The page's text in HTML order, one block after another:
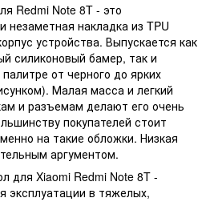
Redmi Note 8T - это
незаметная накладка из TPU
устройства. Выпускается как
силиконовый бамер, так и
от черного до ярких
Малая масса и легкий
и разъемам делают его очень
покупателей стоит
на такие обложки. Низкая
аргументом.
для Xiaomi Redmi Note 8T -
эксплуатации в тяжелых,